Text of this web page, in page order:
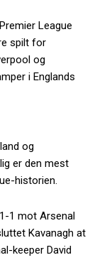
League
spilt for
og
i Englands
og
er den mest
historien.
1 mot Arsenal
Kavanagh at
keeper David